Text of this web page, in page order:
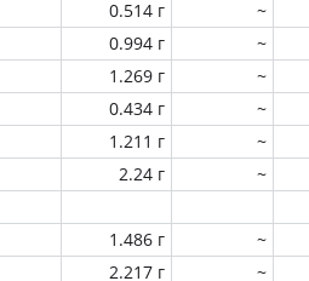
0.514 г
~
0.994 г
~
1.269 г
~
0.434 г
~
1.211 г
~
2.24 г ~
1.486 г
~
2.217 г ~